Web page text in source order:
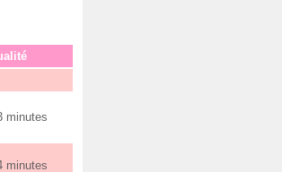
minutes
minutes